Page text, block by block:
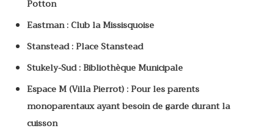
Potton
Eastman : Club la Missisquoise
Stanstead : Place Stanstead
Stukely-Sud : Bibliothèque Municipale
Espace M (Villa Pierrot) : Pour les parents
monoparentaux ayant besoin de garde durant la
cuisson